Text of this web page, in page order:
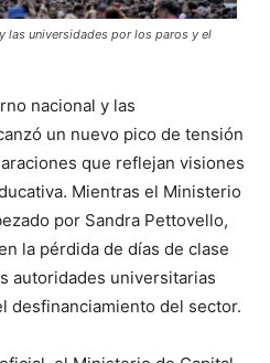
las universidades por los paros y el
nacional y las
un nuevo pico de tensión
que reflejan visiones
Mientras el Ministerio
por Sandra Pettovello,
la pérdida de días de clase
autoridades universitarias
desfinanciamiento del sector.